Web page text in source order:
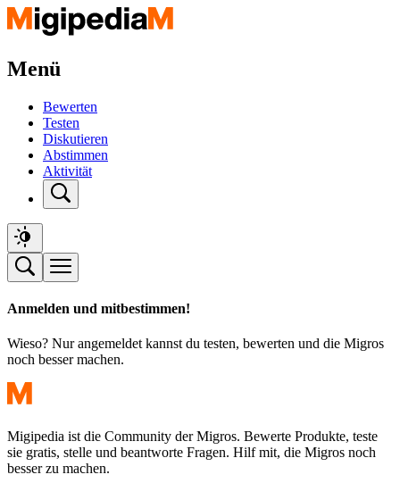
Menü
Bewerten
Testen
Diskutieren
Abstimmen
Aktivität
Anmelden und mitbestimmen!
Wieso? Nur angemeldet kannst du testen, bewerten und die Migros
noch besser machen.
Migipedia ist die Community der Migros. Bewerte Produkte, teste
sie gratis, stelle und beantworte Fragen. Hilf mit, die Migros noch
besser zu machen.